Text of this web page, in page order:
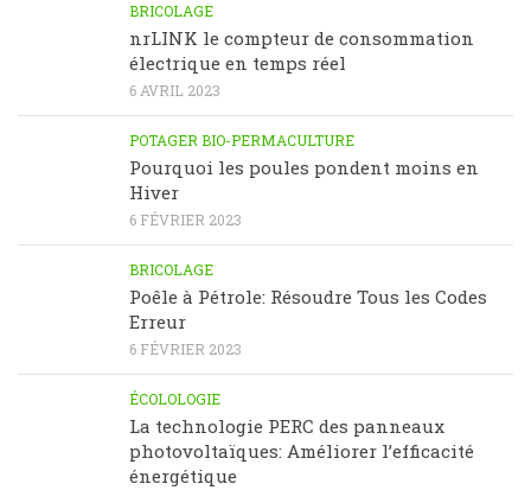
BRICOLAGE
nrLINK le compteur de consommation
électrique en temps réel
6 AVRIL 2023
POTAGER BIO-PERMACULTURE
Pourquoi les poules pondent moins en
Hiver
6 FÉVRIER 2023
BRICOLAGE
Poêle à Pétrole: Résoudre Tous les Codes
Erreur
6 FÉVRIER 2023
ÉCOLOLOGIE
La technologie PERC des panneaux
photovoltaïques: Améliorer l’efficacité
énergétique